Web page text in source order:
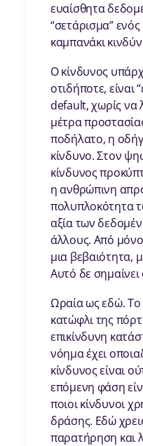
ευαίσθητα
“σετάρισμα”
καμπανάκι
Ο κίνδυνος
οτιδήποτε, είναι
default, χωρίς να
μέτρα
ποδήλατο, η
κίνδυνο. Στον
κίνδυνος
η ανθρώπινη
πολυπλοκότητα
αξία των
άλλους. Από
μια βεβαιότητα,
Αυτό δε
Ωραία ως εδώ. Το
κατώφλι της
επικίνδυνη
νόημα έχει
κίνδυνος είναι
επόμενη φάση
ποιοι κίνδυνοι
δράσης. Εδώ
παρατήρηση και